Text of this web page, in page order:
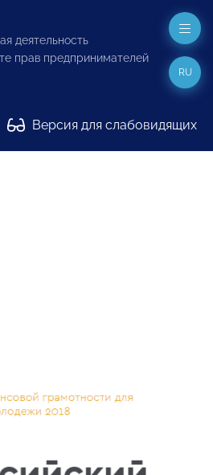
деятельность
прав предпринимателей
Версия для слабовидящих
RU